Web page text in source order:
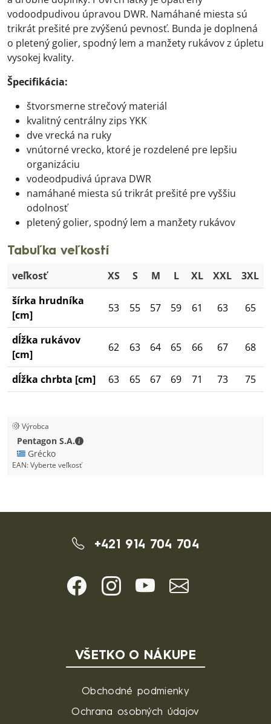
vodoodpudivou úpravou DWR. Namáhané miesta sú
trikrát prešité pre zvýšenú pevnosť. Bunda je doplnená
o pletený golier, spodný lem a manžety rukávov z úpletu
vysokej kvality.
Špecifikácia:
štvorsmerne strečový materiál
kvalitný centrálny zips YKK
dve vrecká na ruky
vnútorné vrecko, ktoré je rozdelené pre lepšiu
organizáciu
vodeodpudivá úprava DWR
namáhané miesta sú trikrát prešité pre vyššiu
odolnosť
pletený golier, spodný lem a manžety rukávov
Tabuľka veľkostí
veľkosť XS S M L XL XXL
3XL
šírka hrudníka
[cm]
53 55 57 59 61 63 65
dĺžka rukávov
[cm]
62 63 64 65 66 67 68
dĺžka chrbta [cm] 63 65 67 69 71 73 75
Výrobca
Pentagon S.A.
Pentagon S.A. - Kontaktné údaje
🇬🇷 Grécko
EAN:Vyberte veľkosť
+421 914 704 704
VŠETKO O NÁKUPE
Obchodné podmienky
Ochrana osobných údajov